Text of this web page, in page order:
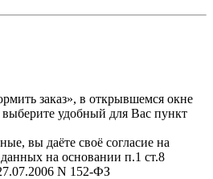
заказ», в открывшемся окне
удобный для Вас пункт
вы даёте своё согласие на
на основании п.1 ст.8
N 152-ФЗ